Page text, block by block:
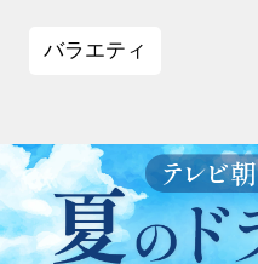
バラエティ